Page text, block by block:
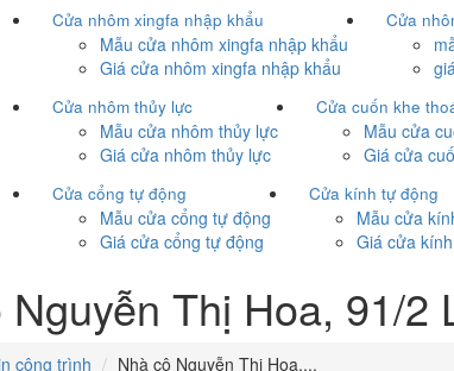
Cửa nhôm xingfa nhập khẩu
Mẫu cửa nhôm xingfa nhập khẩu
Giá cửa nhôm xingfa nhập khẩu
Cửa
Cửa nhôm thủy lực
Mẫu cửa nhôm thủy lực
Giá cửa nhôm thủy lực
Cửa cuốn khe
Mẫu cửa
Giá cửa
Cửa cổng tự động
Mẫu cửa cổng tự động
Giá cửa cổng tự động
Cửa kính tự động
Mẫu cửa
Giá cửa
Nguyễn Thị Hoa, 91/2
công trình Nhà cô Nguyễn Thị Hoa,...